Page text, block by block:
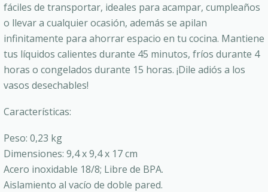
fáciles de transportar, ideales para acampar, cumpleaños
o llevar a cualquier ocasión, además se apilan
infinitamente para ahorrar espacio en tu cocina. Mantiene
tus líquidos calientes durante 45 minutos, fríos durante 4
horas o congelados durante 15 horas. ¡Dile adiós a los
vasos desechables!
Características:
Peso: 0,23 kg
Dimensiones: 9,4 x 9,4 x 17 cm
Acero inoxidable 18/8; Libre de BPA.
Aislamiento al vacío de doble pared.